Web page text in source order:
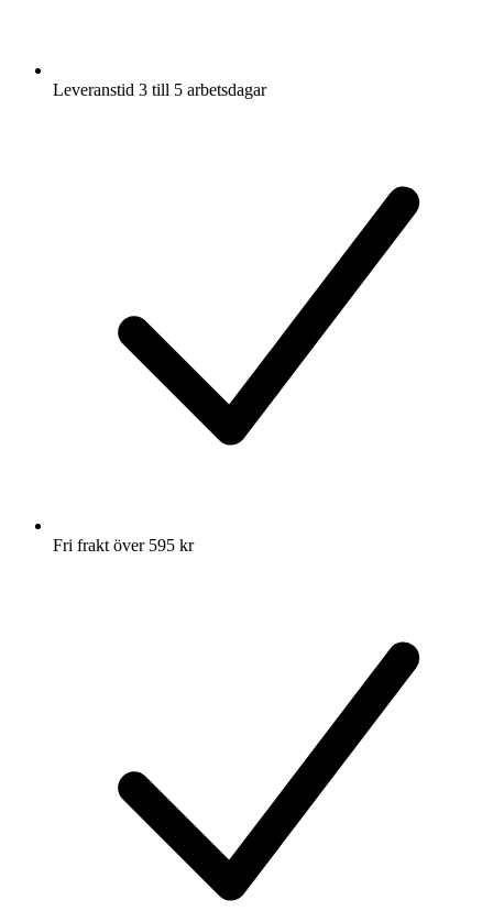
Leveranstid 3 till 5 arbetsdagar
Fri frakt över 595 kr